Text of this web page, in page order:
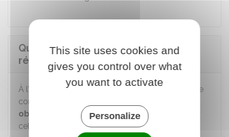
Quelles sont les obligations
réciproques des parties ?
À l'image d'un contrat de prestation de service, le
contrat de sous-traitance doit fixer les
obligations de chaque partie et en particulier
celles du sous-traitant.
This site uses cookies and
gives you control over what
you want to activate
Personalize